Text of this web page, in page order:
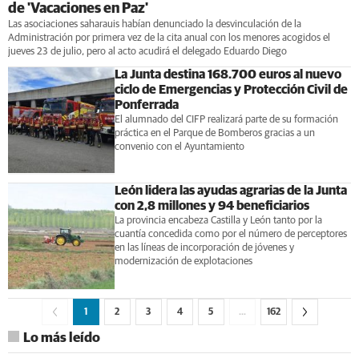
de 'Vacaciones en Paz'
Las asociaciones saharauis habían denunciado la desvinculación de la
Administración por primera vez de la cita anual con los menores acogidos el
jueves 23 de julio, pero al acto acudirá el delegado Eduardo Diego
La Junta destina 168.700 euros al nuevo
ciclo de Emergencias y Protección Civil de
Ponferrada
El alumnado del CIFP realizará parte de su formación
práctica en el Parque de Bomberos gracias a un
convenio con el Ayuntamiento
León lidera las ayudas agrarias de la Junta
con 2,8 millones y 94 beneficiarios
La provincia encabeza Castilla y León tanto por la
cuantía concedida como por el número de perceptores
en las líneas de incorporación de jóvenes y
modernización de explotaciones
1 2 3 4 5 … 162
Lo más leído